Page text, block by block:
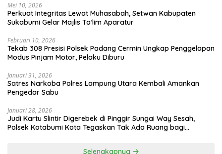
Mei 10, 2026
Perkuat Integritas Lewat Muhasabah, Setwan Kabupaten
Sukabumi Gelar Majlis Ta’lim Aparatur
Februari 10, 2026
Tekab 308 Presisi Polsek Padang Cermin Ungkap Penggelapan
Modus Pinjam Motor, Pelaku Diburu
Januari 31, 2026
Satres Narkoba Polres Lampung Utara Kembali Amankan
Pengedar Sabu
Januari 28, 2026
Judi Kartu Slintir Digerebek di Pinggir Sungai Way Sesah,
Polsek Kotabumi Kota Tegaskan Tak Ada Ruang bagi
Selengkapnya